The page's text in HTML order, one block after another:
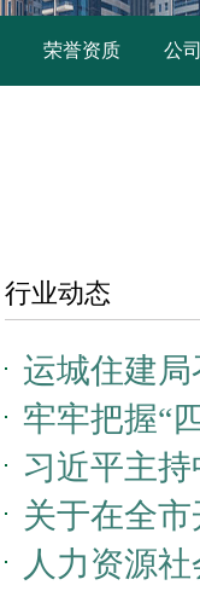
荣誉资质 公
行业动态
运城住建
牢牢把握“
习近平主
话
关于在全
公告
人力资源